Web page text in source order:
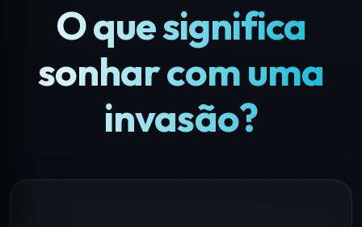
O que significa
sonhar com uma
invasão?